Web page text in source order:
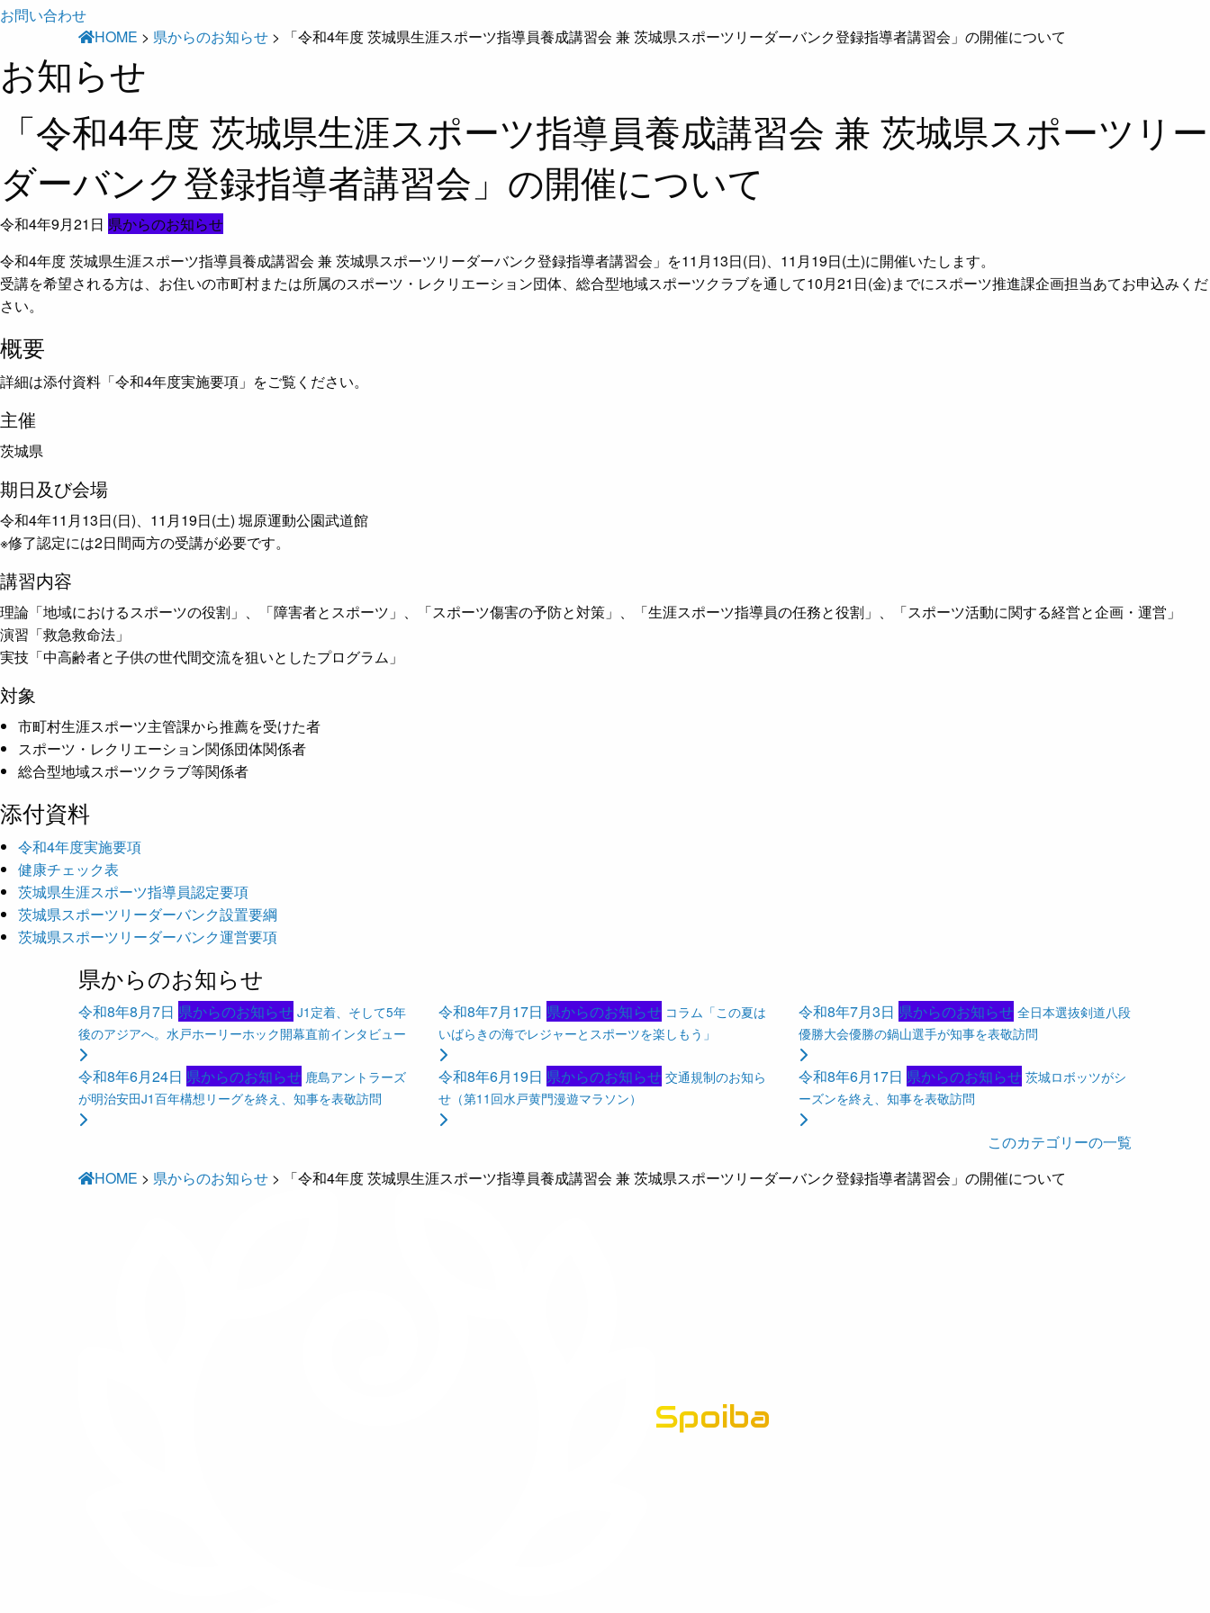
お問い合わせ
HOME > 県からのお知らせ > 「令和4年度 茨城県生涯スポーツ指導員養成講習会 兼 茨城県スポーツリーダーバンク登録指導者講習会」の開催について
お知らせ
「令和4年度 茨城県生涯スポーツ指導員養成講習会 兼 茨城県スポーツリー
ダーバンク登録指導者講習会」の開催について
令和4年9月21日 県からのお知らせ
令和4年度 茨城県生涯スポーツ指導員養成講習会 兼 茨城県スポーツリーダーバンク登録指導者講習会」を11月13日(日)、11月19日(土)に開催いたします。
受講を希望される方は、お住いの市町村または所属のスポーツ・レクリエーション団体、総合型地域スポーツクラブを通して10月21日(金)までにスポーツ推進課企画担当あてお申込みくだ
さい。
概要
詳細は添付資料「令和4年度実施要項」をご覧ください。
主催
茨城県
期日及び会場
令和4年11月13日(日)、11月19日(土) 堀原運動公園武道館
※修了認定には2日間両方の受講が必要です。
講習内容
理論「地域におけるスポーツの役割」、「障害者とスポーツ」、「スポーツ傷害の予防と対策」、「生涯スポーツ指導員の任務と役割」、「スポーツ活動に関する経営と企画・運営」
演習「救急救命法」
実技「中高齢者と子供の世代間交流を狙いとしたプログラム」
対象
市町村生涯スポーツ主管課から推薦を受けた者
スポーツ・レクリエーション関係団体関係者
総合型地域スポーツクラブ等関係者
添付資料
令和4年度実施要項
健康チェック表
茨城県生涯スポーツ指導員認定要項
茨城県スポーツリーダーバンク設置要綱
茨城県スポーツリーダーバンク運営要項
県からのお知らせ
令和8年8月7日 県からのお知らせ J1定着、そして5年
後のアジアへ。水戸ホーリーホック開幕直前インタビュー
令和8年7月17日 県からのお知らせ コラム「この夏は
いばらきの海でレジャーとスポーツを楽しもう」
令和8年7月3日 県からのお知らせ 全日本選抜剣道八段
優勝大会優勝の鍋山選手が知事を表敬訪問
令和8年6月24日 県からのお知らせ 鹿島アントラーズ
が明治安田J1百年構想リーグを終え、知事を表敬訪問
令和8年6月19日 県からのお知らせ 交通規制のお知ら
せ（第11回水戸黄門漫遊マラソン）
令和8年6月17日 県からのお知らせ 茨城ロボッツがシ
ーズンを終え、知事を表敬訪問
このカテゴリーの一覧
HOME > 県からのお知らせ > 「令和4年度 茨城県生涯スポーツ指導員養成講習会 兼 茨城県スポーツリーダーバンク登録指導者講習会」の開催について
Spoiba